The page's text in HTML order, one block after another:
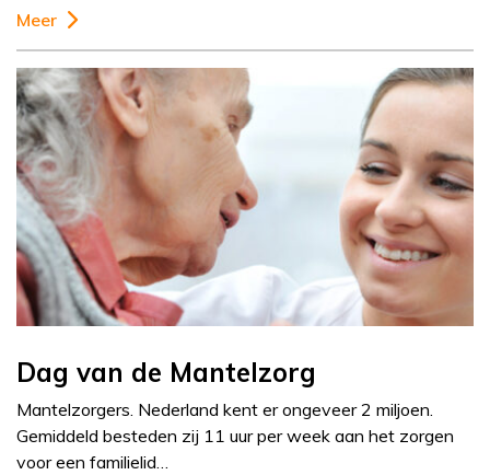
Meer
Dag van de Mantelzorg
Mantelzorgers. Nederland kent er ongeveer 2 miljoen.
Gemiddeld besteden zij 11 uur per week aan het zorgen
voor een familielid…